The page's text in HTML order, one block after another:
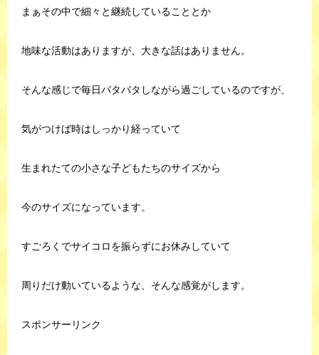
まぁその中で細々と継続していることとか
地味な活動はありますが、大きな話はありません。
そんな感じで毎日バタバタしながら過ごしているのですが、
気がつけば時はしっかり経っていて
生まれたての小さな子どもたちのサイズから
今のサイズになっています。
すごろくでサイコロを振らずにお休みしていて
周りだけ動いているような、そんな感覚がします。
スポンサーリンク